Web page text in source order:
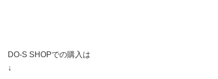
DO-S SHOPでの購入は
↓